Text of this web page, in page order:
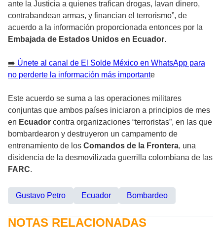
ante la Justicia a quienes trafican drogas, lavan dinero,
contrabandean armas, y financian el terrorismo”, de
acuerdo a la información proporcionada entonces por la
Embajada de Estados Unidos en Ecuador.
➡️ Únete al canal de El Solde México en WhatsApp para
no perderte la información más importante
Este acuerdo se suma a las operaciones militares
conjuntas que ambos países iniciaron a principios de mes
en Ecuador contra organizaciones “terroristas”, en las que
bombardearon y destruyeron un campamento de
entrenamiento de los Comandos de la Frontera, una
disidencia de la desmovilizada guerrilla colombiana de las
FARC.
Gustavo Petro Ecuador Bombardeo
NOTAS RELACIONADAS